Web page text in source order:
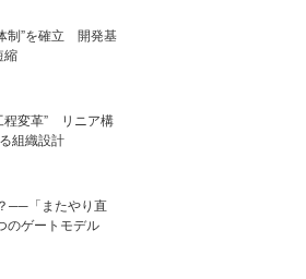
制”を確立 開発基
縮
程変革” リニア構
組織設計
──「またやり直
のゲートモデル